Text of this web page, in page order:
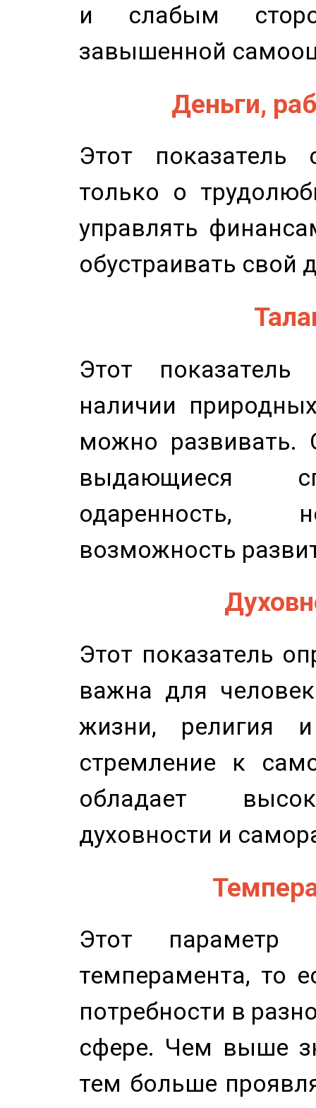
и слабым
завышенной
Деньги,
Этот показатель
только о
управлять
обустраивать свой
Этот показатель
наличии
можно развивать.
выдающиеся
одаренность,
возможность
Этот показатель
важна для
жизни, религия
стремление к
обладает
духовности и
Этот параметр
темперамента, то
потребности в
сфере. Чем выше
тем больше